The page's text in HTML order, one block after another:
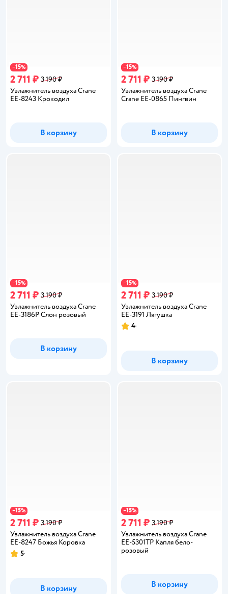
−15%
2 711 ₽ 3 190 ₽
Увлажнитель воздуха Crane
EE-8243 Крокодил
В корзину
−15%
2 711 ₽ 3 190 ₽
Увлажнитель воздуха Crane
Crane EE-0865 Пингвин
В корзину
−15%
2 711 ₽ 3 190 ₽
Увлажнитель воздуха Crane
EE-3186P Слон розовый
В корзину
−15%
2 711 ₽ 3 190 ₽
Увлажнитель воздуха Crane
EE-3191 Лягушка
Рейтинг:
4
В корзину
−15%
2 711 ₽ 3 190 ₽
Увлажнитель воздуха Crane
EE-8247 Божья Коровка
Рейтинг:
5
В корзину
−15%
2 711 ₽ 3 190 ₽
Увлажнитель воздуха Crane
EE-5301TP Капля бело-
розовый
В корзину